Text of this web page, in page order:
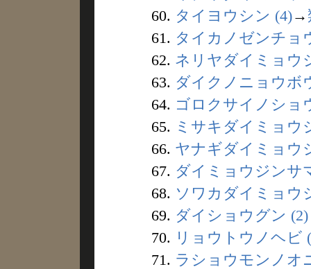
60. タイヨウシン (4)→
61. タイカノゼンチョ
62. ネリヤダイミョウ
63. ダイクノニョウボ
64. ゴロクサイノショ
65. ミサキダイミョウ
66. ヤナギダイミョウ
67. ダイミョウジンサ
68. ソワカダイミョウ
69. ダイショウグン (2)
70. リョウトウノヘビ
71. ラショウモンノオ